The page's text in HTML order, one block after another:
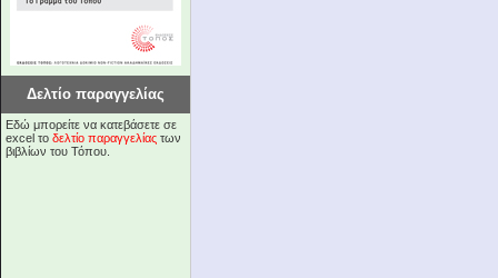
Δελτίο παραγγελίας
Εδώ μπορείτε να κατεβάσετε σε
excel το δελτίο παραγγελίας των
βιβλίων του Τόπου.